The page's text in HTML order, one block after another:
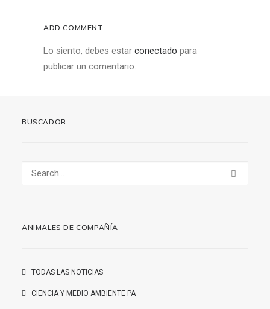
ADD COMMENT
Lo siento, debes estar conectado para
publicar un comentario.
BUSCADOR
ANIMALES DE COMPAÑÍA
TODAS LAS NOTICIAS
CIENCIA Y MEDIO AMBIENTE PA